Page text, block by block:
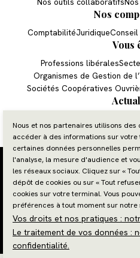
Nos
ComptabilitéJuridique
Vous
Professions libérales
Organismes de Gestion de
Sociétés Coopératives
Plan
Mentions
Gestion
Charte
Politique de
© 2026 Site réalisé par
Nous et nos partenaires utilisons
accéder à des informations sur
certaines données personnelles
l'analyse, la mesure d'audience et
les réseaux sociaux. Cliquez sur «
dépôt de cookies ou sur « Tout
cookies sur votre terminal. Vous
préférences à tout moment sur notre
Vos droits et nos pratiques :
Le traitement de vos données :
confidentialité.